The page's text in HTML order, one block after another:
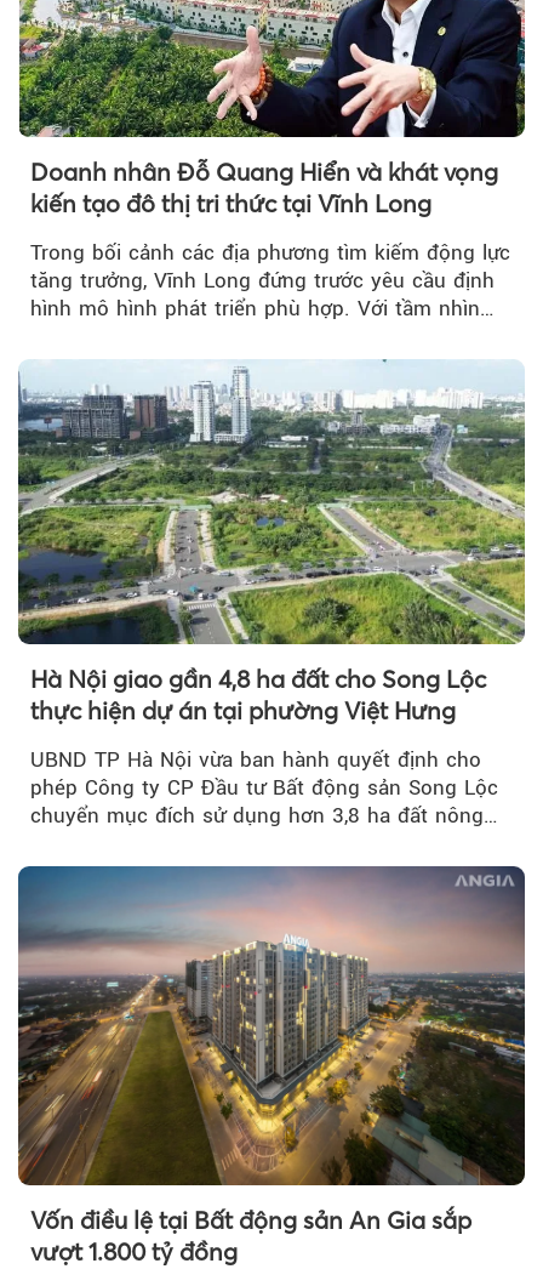
Doanh nhân Đỗ Quang Hiển và khát vọng
kiến tạo đô thị tri thức tại Vĩnh Long
Trong bối cảnh các địa phương tìm kiếm động lực
tăng trưởng, Vĩnh Long đứng trước yêu cầu định
hình mô hình phát triển phù hợp. Với tầm nhìn
Hà Nội giao gần 4,8 ha đất cho Song Lộc
thực hiện dự án tại phường Việt Hưng
UBND TP Hà Nội vừa ban hành quyết định cho
phép Công ty CP Đầu tư Bất động sản Song Lộc
chuyển mục đích sử dụng hơn 3,8 ha đất nông
Vốn điều lệ tại Bất động sản An Gia sắp
vượt 1.800 tỷ đồng